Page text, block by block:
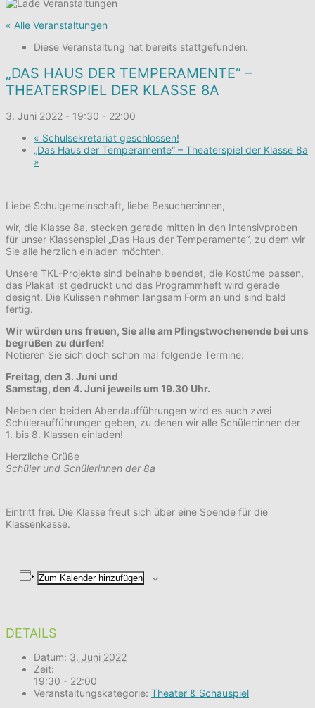
« Alle Veranstaltungen
Diese Veranstaltung hat bereits stattgefunden.
„DAS HAUS DER TEMPERAMENTE“ –
THEATERSPIEL DER KLASSE 8A
3. Juni 2022 - 19:30 - 22:00
« Schulsekretariat geschlossen!
„Das Haus der Temperamente“ – Theaterspiel der Klasse 8a
»
Liebe Schulgemeinschaft, liebe Besucher:innen,
wir, die Klasse 8a, stecken gerade mitten in den Intensivproben
für unser Klassenspiel „Das Haus der Temperamente“, zu dem wir
Sie alle herzlich einladen möchten.
Unsere TKL-Projekte sind beinahe beendet, die Kostüme passen,
das Plakat ist gedruckt und das Programmheft wird gerade
designt. Die Kulissen nehmen langsam Form an und sind bald
fertig.
Wir würden uns freuen, Sie alle am Pfingstwochenende bei uns
begrüßen zu dürfen!
Notieren Sie sich doch schon mal folgende Termine:
Freitag, den 3. Juni und
Samstag, den 4. Juni jeweils um 19.30 Uhr.
Neben den beiden Abendaufführungen wird es auch zwei
Schüleraufführungen geben, zu denen wir alle Schüler:innen der
1. bis 8. Klassen einladen!
Herzliche Grüße
Schüler und Schülerinnen der 8a
Eintritt frei. Die Klasse freut sich über eine Spende für die
Klassenkasse.
Zum Kalender hinzufügen
DETAILS
Datum: 3. Juni 2022
Zeit:
19:30 - 22:00
Veranstaltungskategorie: Theater & Schauspiel